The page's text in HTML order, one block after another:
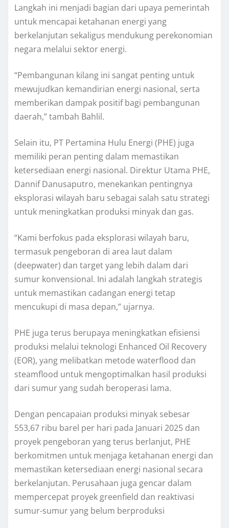
Langkah ini menjadi bagian dari upaya pemerintah
untuk mencapai ketahanan energi yang
berkelanjutan sekaligus mendukung perekonomian
negara melalui sektor energi.
“Pembangunan kilang ini sangat penting untuk
mewujudkan kemandirian energi nasional, serta
memberikan dampak positif bagi pembangunan
daerah,” tambah Bahlil.
Selain itu, PT Pertamina Hulu Energi (PHE) juga
memiliki peran penting dalam memastikan
ketersediaan energi nasional. Direktur Utama PHE,
Dannif Danusaputro, menekankan pentingnya
eksplorasi wilayah baru sebagai salah satu strategi
untuk meningkatkan produksi minyak dan gas.
“Kami berfokus pada eksplorasi wilayah baru,
termasuk pengeboran di area laut dalam
(deepwater) dan target yang lebih dalam dari
sumur konvensional. Ini adalah langkah strategis
untuk memastikan cadangan energi tetap
mencukupi di masa depan,” ujarnya.
PHE juga terus berupaya meningkatkan efisiensi
produksi melalui teknologi Enhanced Oil Recovery
(EOR), yang melibatkan metode waterflood dan
steamflood untuk mengoptimalkan hasil produksi
dari sumur yang sudah beroperasi lama.
Dengan pencapaian produksi minyak sebesar
553,67 ribu barel per hari pada Januari 2025 dan
proyek pengeboran yang terus berlanjut, PHE
berkomitmen untuk menjaga ketahanan energi dan
memastikan ketersediaan energi nasional secara
berkelanjutan. Perusahaan juga gencar dalam
mempercepat proyek greenfield dan reaktivasi
sumur-sumur yang belum berproduksi